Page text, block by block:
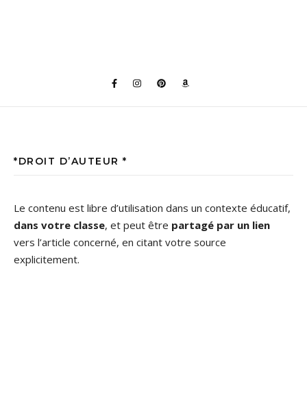
*DROIT D’AUTEUR *
Le contenu est libre d’utilisation dans un contexte éducatif,
dans votre classe, et peut être partagé par un lien
vers l’article concerné, en citant votre source
explicitement.